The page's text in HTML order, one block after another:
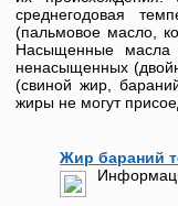
среднегодовая
(пальмовое масло,
Насыщенные масла
ненасыщенных
(свиной жир,
жиры не могут
Жир бараний